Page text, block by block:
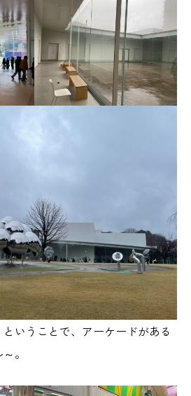
いうことで、アーケードがある
。